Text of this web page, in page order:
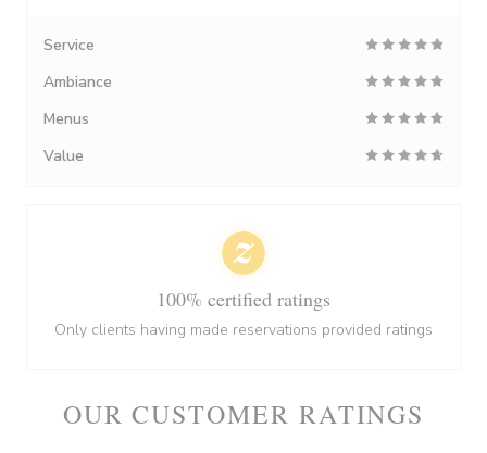
OUR CUSTOMER RATINGS
Service
Ambiance
Menus
Value
100% certified ratings
Only clients having made reservations provided ratings